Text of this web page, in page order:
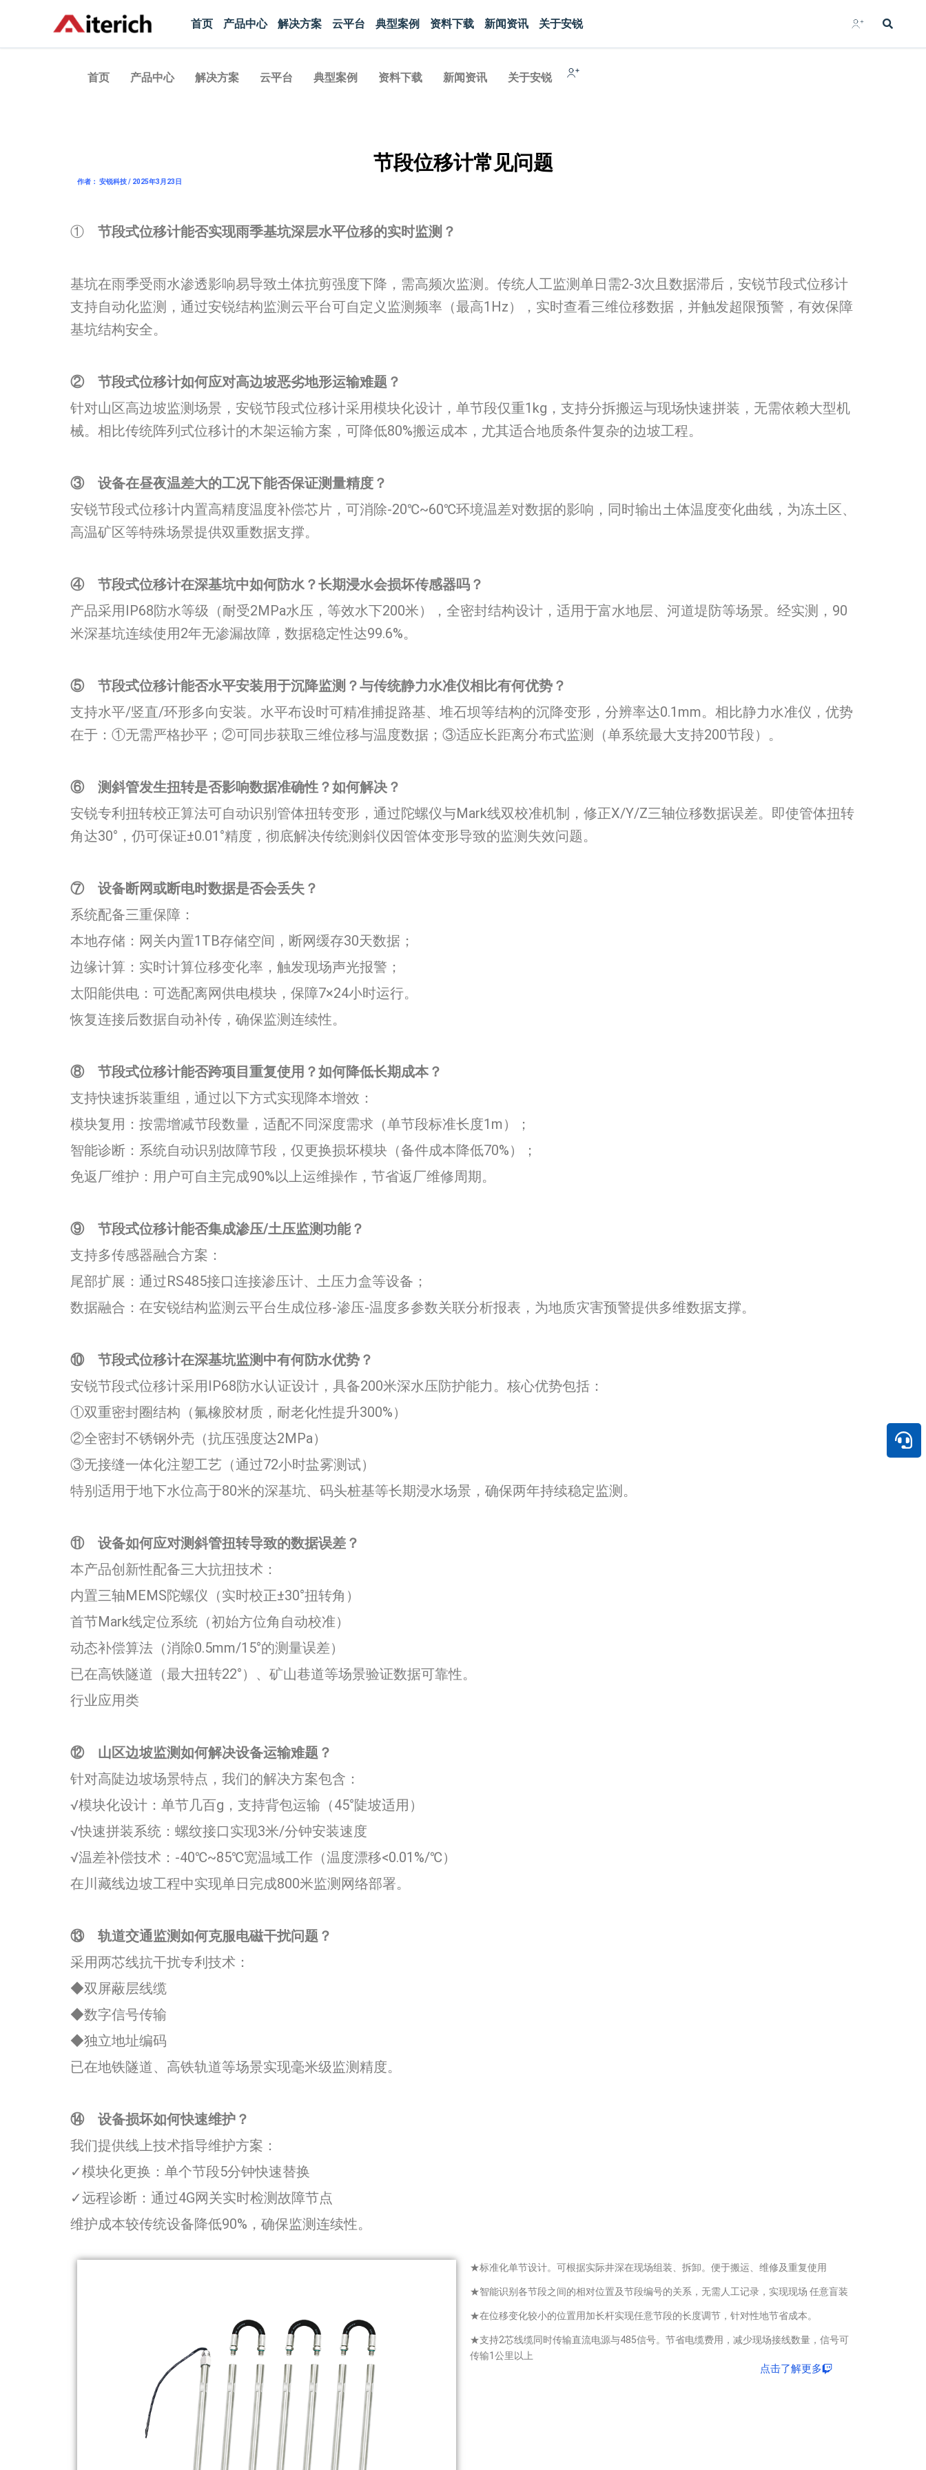
内
首页 产品中心 解决方案 云平台 典型案例 资料下载 新闻资讯 关于安锐
首页 产品中心 解决方案 云平台 典型案例 资料下载 新闻资讯 关于安锐
节段位移计常见问题
作者： 安锐科技 / 2025年3月23日
① 节段式位移计能否实现雨季基坑深层水平位移的实时监测？​
基坑在雨季受雨水渗透影响易导致土体抗剪强度下降，需高频次监测。传统人工监测单日需2-3次且数据滞后，安锐节段式位移计
支持自动化监测，通过安锐结构监测云平台可自定义监测频率（最高1Hz），实时查看三维位移数据，并触发超限预警，有效保障
基坑结构安全。
② 节段式位移计如何应对高边坡恶劣地形运输难题？​​
针对山区高边坡监测场景，安锐节段式位移计采用模块化设计，单节段仅重1kg，支持分拆搬运与现场快速拼装，无需依赖大型机
械。相比传统阵列式位移计的木架运输方案，可降低80%搬运成本，尤其适合地质条件复杂的边坡工程。
③ 设备在昼夜温差大的工况下能否保证测量精度？​​
安锐节段式位移计内置高精度温度补偿芯片，可消除-20℃~60℃环境温差对数据的影响，同时输出土体温度变化曲线，为冻土区、
高温矿区等特殊场景提供双重数据支撑。
④ 节段式位移计在深基坑中如何防水？长期浸水会损坏传感器吗？​​
产品采用IP68防水等级（耐受2MPa水压，等效水下200米），全密封结构设计，适用于富水地层、河道堤防等场景。经实测，90
米深基坑连续使用2年无渗漏故障，数据稳定性达99.6%。
⑤ 节段式位移计能否水平安装用于沉降监测？与传统静力水准仪相比有何优势？
支持水平/竖直/环形多向安装。水平布设时可精准捕捉路基、堆石坝等结构的沉降变形，分辨率达0.1mm。相比静力水准仪，优势
在于：①无需严格抄平；②可同步获取三维位移与温度数据；③适应长距离分布式监测（单系统最大支持200节段）。
⑥ 测斜管发生扭转是否影响数据准确性？如何解决？​​
安锐专利扭转校正算法可自动识别管体扭转变形，通过陀螺仪与Mark线双校准机制，修正X/Y/Z三轴位移数据误差。即使管体扭转
角达30°，仍可保证±0.01°精度，彻底解决传统测斜仪因管体变形导致的监测失效问题。
⑦ 设备断网或断电时数据是否会丢失？​​
系统配备三重保障：
​​本地存储：网关内置1TB存储空间，断网缓存30天数据；
​​边缘计算：实时计算位移变化率，触发现场声光报警；
​​太阳能供电：可选配离网供电模块，保障7×24小时运行。
恢复连接后数据自动补传，确保监测连续性。
⑧ 节段式位移计能否跨项目重复使用？如何降低长期成本？
支持快速拆装重组，通过以下方式实现降本增效：
​​模块复用：按需增减节段数量，适配不同深度需求（单节段标准长度1m）；
​​智能诊断：系统自动识别故障节段，仅更换损坏模块（备件成本降低70%）；
​​免返厂维护：用户可自主完成90%以上运维操作，节省返厂维修周期。
⑨ 节段式位移计能否集成渗压/土压监测功能？​​
支持多传感器融合方案：
​​尾部扩展：通过RS485接口连接渗压计、土压力盒等设备；
​​数据融合：在安锐结构监测云平台生成位移-渗压-温度多参数关联分析报表，为地质灾害预警提供多维数据支撑。
⑩ 节段式位移计在深基坑监测中有何防水优势？​​
安锐节段式位移计采用IP68防水认证设计，具备200米深水压防护能力。核心优势包括：
①双重密封圈结构（氟橡胶材质，耐老化性提升300%）
②全密封不锈钢外壳（抗压强度达2MPa）
③无接缝一体化注塑工艺（通过72小时盐雾测试）
特别适用于地下水位高于80米的深基坑、码头桩基等长期浸水场景，确保两年持续稳定监测。
⑪ 设备如何应对测斜管扭转导致的数据误差？​​
本产品创新性配备三大抗扭技术：
内置三轴MEMS陀螺仪（实时校正±30°扭转角）
首节Mark线定位系统（初始方位角自动校准）
动态补偿算法（消除0.5mm/15°的测量误差）
已在高铁隧道（最大扭转22°）、矿山巷道等场景验证数据可靠性。
行业应用类
⑫ 山区边坡监测如何解决设备运输难题？​​
针对高陡边坡场景特点，我们的解决方案包含：
√模块化设计：单节几百g，支持背包运输（45°陡坡适用）
√快速拼装系统：螺纹接口实现3米/分钟安装速度
√温差补偿技术：-40℃~85℃宽温域工作（温度漂移<0.01%/℃）
在川藏线边坡工程中实现单日完成800米监测网络部署。
⑬ 轨道交通监测如何克服电磁干扰问题？​​
采用两芯线抗干扰专利技术：
◆双屏蔽层线缆
◆数字信号传输
◆独立地址编码
已在地铁隧道、高铁轨道等场景实现毫米级监测精度。
⑭ 设备损坏如何快速维护？​​
我们提供线上技术指导维护方案：
✓模块化更换：单个节段5分钟快速替换
✓远程诊断：通过4G网关实时检测故障节点
维护成本较传统设备降低90%，确保监测连续性。
★标准化单节设计。可根据实际井深在现场组装、拆卸。便于搬运、维修及重复使用
★智能识别各节段之间的相对位置及节段编号的关系，无需人工记录，实现现场 任意盲装
★在位移变化较小的位置用加长杆实现任意节段的长度调节，针对性地节省成本。
★支持2芯线缆同时传输直流电源与485信号。节省电缆费用，减少现场接线数量，信号可
传输1公里以上
点击了解更多